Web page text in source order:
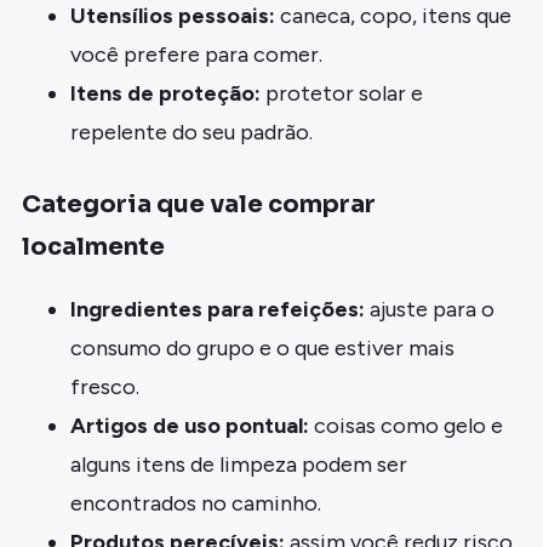
Utensílios pessoais: caneca, copo, itens que
você prefere para comer.
Itens de proteção: protetor solar e
repelente do seu padrão.
Categoria que vale comprar
localmente
Ingredientes para refeições: ajuste para o
consumo do grupo e o que estiver mais
fresco.
Artigos de uso pontual: coisas como gelo e
alguns itens de limpeza podem ser
encontrados no caminho.